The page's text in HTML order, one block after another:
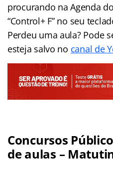
procurando na Agenda
“Control+ F” no seu
Perdeu uma aula? Pode
esteja salvo no canal de
Concursos
de aulas –